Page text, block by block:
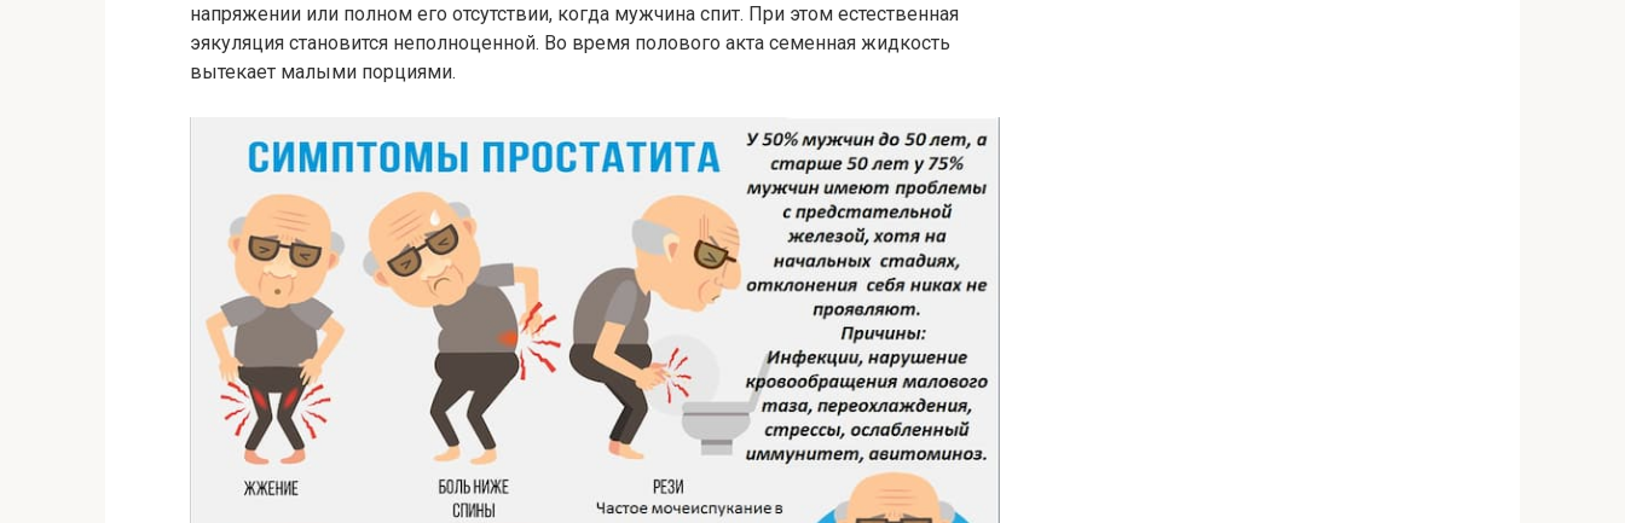
напряжении или полном его отсутствии, когда мужчина спит. При этом естественная
эякуляция становится неполноценной. Во время полового акта семенная жидкость
вытекает малыми порциями.